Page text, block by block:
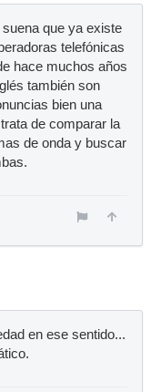
que ya existe
telefónicas
hace muchos años
también son
bien una
de comparar la
de onda y buscar
en ese sentido...